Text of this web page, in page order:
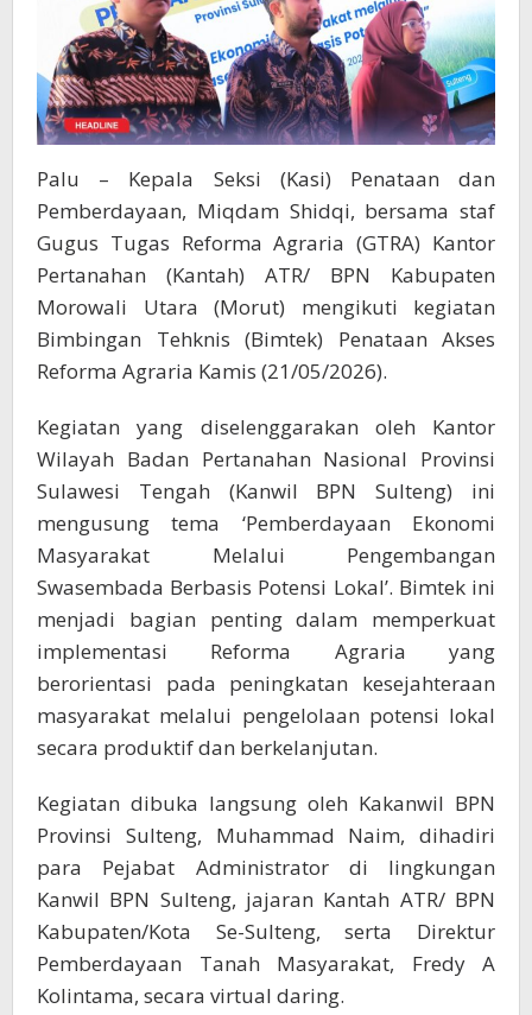
Palu – Kepala Seksi (Kasi) Penataan dan
Pemberdayaan, Miqdam Shidqi, bersama staf
Gugus Tugas Reforma Agraria (GTRA) Kantor
Pertanahan (Kantah) ATR/ BPN Kabupaten
Morowali Utara (Morut) mengikuti kegiatan
Bimbingan Tehknis (Bimtek) Penataan Akses
Reforma Agraria Kamis (21/05/2026).
Kegiatan yang diselenggarakan oleh Kantor
Wilayah Badan Pertanahan Nasional Provinsi
Sulawesi Tengah (Kanwil BPN Sulteng) ini
mengusung tema ‘Pemberdayaan Ekonomi
Masyarakat Melalui Pengembangan
Swasembada Berbasis Potensi Lokal’. Bimtek ini
menjadi bagian penting dalam memperkuat
implementasi Reforma Agraria yang
berorientasi pada peningkatan kesejahteraan
masyarakat melalui pengelolaan potensi lokal
secara produktif dan berkelanjutan.
Kegiatan dibuka langsung oleh Kakanwil BPN
Provinsi Sulteng, Muhammad Naim, dihadiri
para Pejabat Administrator di lingkungan
Kanwil BPN Sulteng, jajaran Kantah ATR/ BPN
Kabupaten/Kota Se-Sulteng, serta Direktur
Pemberdayaan Tanah Masyarakat, Fredy A
Kolintama, secara virtual daring.